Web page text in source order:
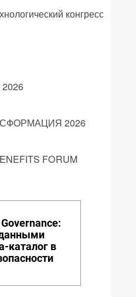
конгресс
2026
FORUM
каталог в